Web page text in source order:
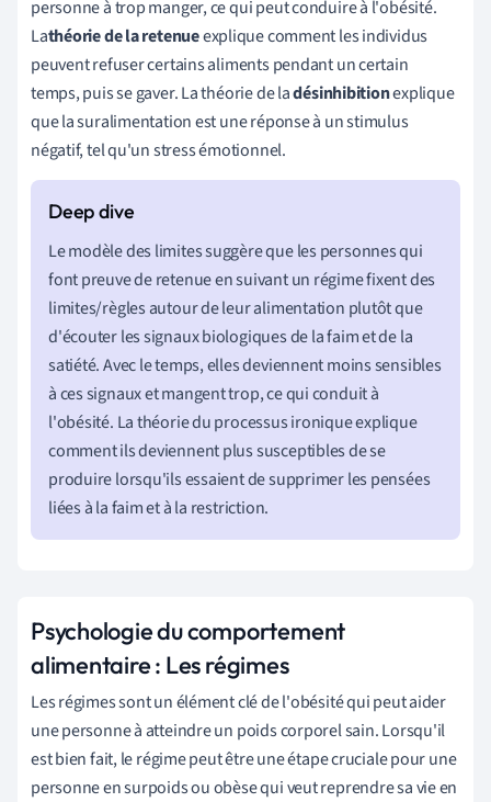
personne à trop manger, ce qui peut conduire à l'obésité.
Lathéorie de la retenueexplique comment les individus
peuvent refuser certains aliments pendant un certain
temps, puis se gaver. La théorie de ladésinhibitionexplique
que la suralimentation est une réponse à un stimulus
négatif, tel qu'un stress émotionnel.
Le modèle des limites suggère que les personnes qui
font preuve de retenue en suivant un régime fixent des
limites/règles autour de leur alimentation plutôt que
d'écouter les signaux biologiques de la faim et de la
satiété. Avec le temps, elles deviennent moins sensibles
à ces signaux et mangent trop, ce qui conduit à
l'obésité. La théorie du processus ironique explique
comment ils deviennent plus susceptibles de se
produire lorsqu'ils essaient de supprimer les pensées
liées à la faim et à la restriction.
Psychologie du comportement
alimentaire : Les régimes
Les régimes sont un élément clé de l'obésité qui peut aider
une personne à atteindre un poids corporel sain. Lorsqu'il
est bien fait, le régime peut être une étape cruciale pour une
personne en surpoids ou obèse qui veut reprendre sa vie en